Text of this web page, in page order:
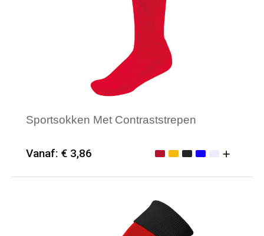
Sportsokken Met Contraststrepen
Vanaf: € 3,86
Minimale afname: 25